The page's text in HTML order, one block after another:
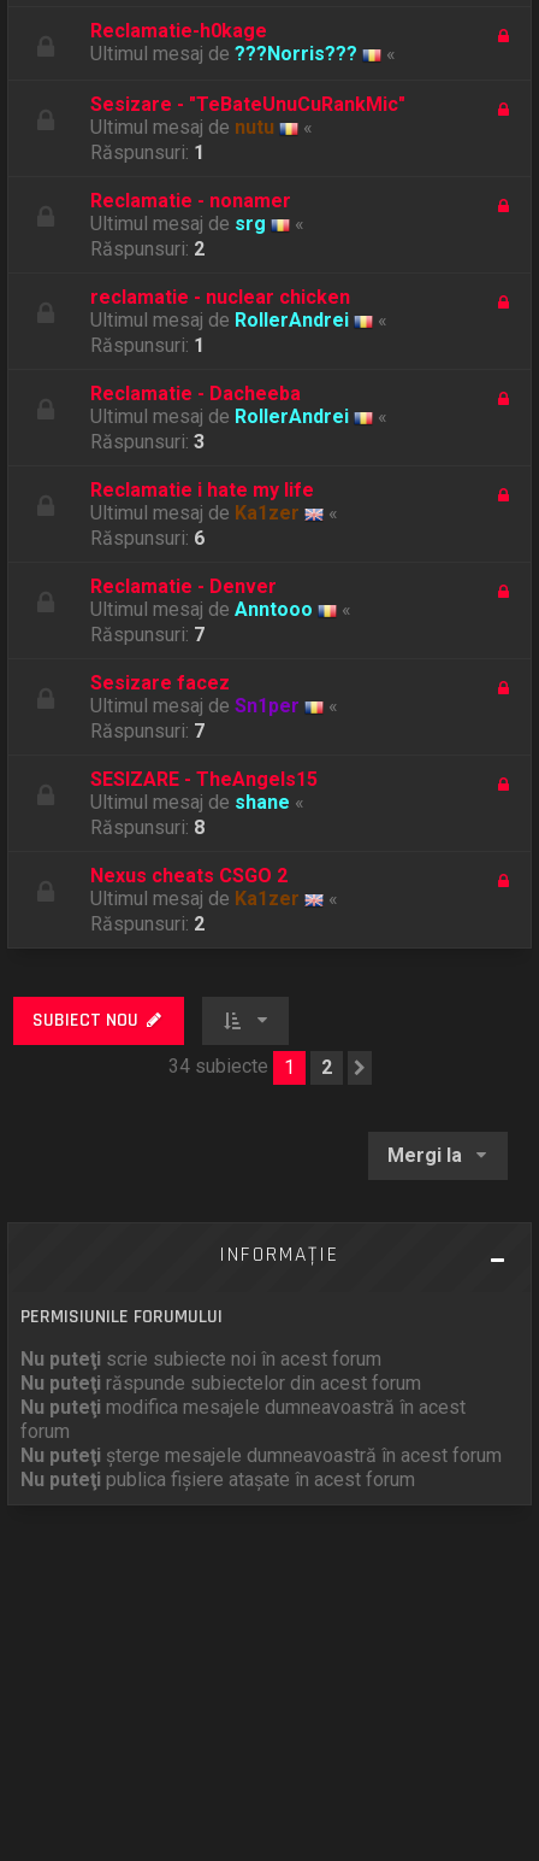
Reclamatie-h0kage
Ultimul mesaj de???Norris??? «
Sesizare - "TeBateUnuCuRankMic"
Ultimul mesaj de nutu
«
Răspunsuri: 1
Reclamatie - nonamer
Ultimul mesaj de srg
«
Răspunsuri: 2
reclamatie - nuclear chicken
Ultimul mesaj de RollerAndrei
«
Răspunsuri: 1
Reclamatie - Dacheeba
Ultimul mesaj de RollerAndrei
«
Răspunsuri:3
Reclamatie i hate my life
Ultimul mesaj de Ka1zer
«
Răspunsuri: 6
Reclamatie - Denver
Ultimul mesaj deAnntooo
«
Răspunsuri: 7
Sesizare facez
Ultimul mesaj deSn1per
«
Răspunsuri: 7
SESIZARE - TheAngels15
Ultimul mesaj de shane «
Răspunsuri: 8
Nexus cheats CSGO 2
Ultimul mesaj de Ka1zer
«
Răspunsuri: 2
SUBIECT NOU
34 subiecte 1 2
Mergi la
INFORMAŢIE
PERMISIUNILE FORUMULUI
Nu puteţi scrie subiecte noi în acest forum
Nu puteţi răspunde subiectelor din acest forum
Nu puteţi modifica mesajele dumneavoastră în acest
forum
Nu puteţi şterge mesajele dumneavoastră în acest forum
Nu puteţi publica fişiere ataşate în acest forum